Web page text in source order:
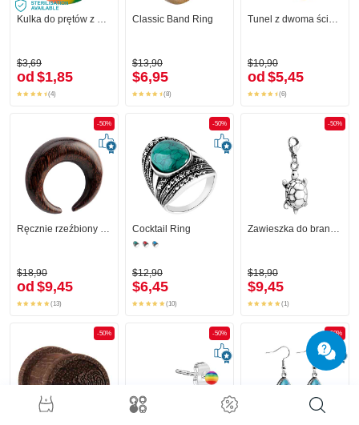
Kulka do prętów z gwintem (akryl) z tęczowymi kolorami
$3,69
od $1,85
(4)
Classic Band Ring
$13,90
$6,95
(8)
Tunel z dwoma ściankami (silikon, żółty) z motywem uśmiechniętej buźki
$10,90
od $5,45
(6)
-50%
$18,90
od $9,45
(13)
-50%
Cocktail Ring
$12,90
$6,45
(10)
-50%
$18,90
$9,45
(1)
-50% -50% -50%